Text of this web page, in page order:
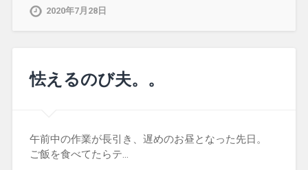
2020年7月28日
怯えるのび夫。。
午前中の作業が長引き、遅めのお昼となった先日。
ご飯を食べてたらテ…